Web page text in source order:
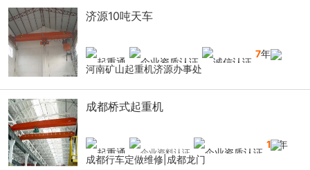
济源10吨天车
7年
河南矿山起重机济源办事处
成都桥式起重机
10年
成都行车定做维修|成都龙门